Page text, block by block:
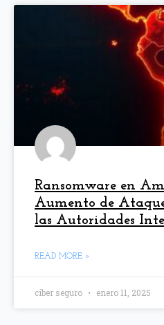
Ransomware en
Aumento de
las Autoridades
READ MORE »
ciber seguro enero 11, 2025